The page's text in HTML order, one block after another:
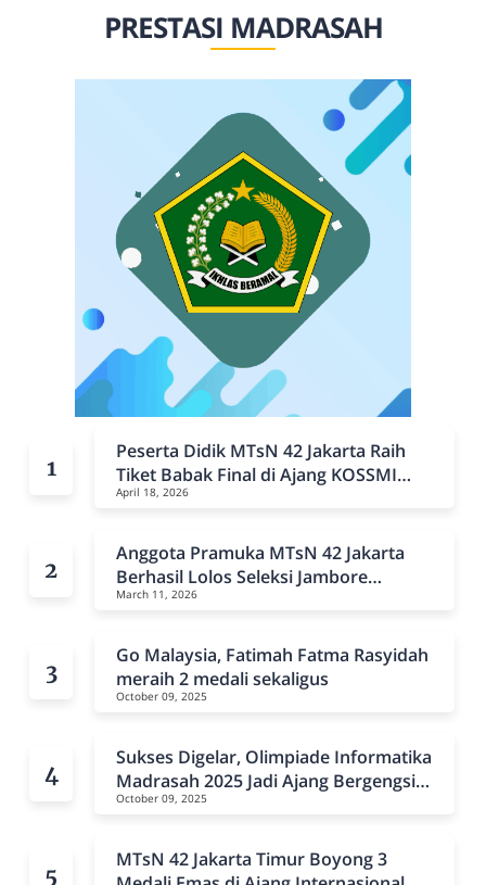
PRESTASI MADRASAH
Peserta Didik MTsN 42 Jakarta Raih
Tiket Babak Final di Ajang KOSSMI
2026
April 18, 2026
Anggota Pramuka MTsN 42 Jakarta
Berhasil Lolos Seleksi Jambore
Nasional IX Kwarran Duren Sawit
March 11, 2026
Go Malaysia, Fatimah Fatma Rasyidah
meraih 2 medali sekaligus
October 09, 2025
Sukses Digelar, Olimpiade Informatika
Madrasah 2025 Jadi Ajang Bergengsi
Generasi Digital
October 09, 2025
MTsN 42 Jakarta Timur Boyong 3